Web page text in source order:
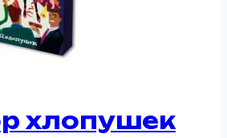
хлопушек